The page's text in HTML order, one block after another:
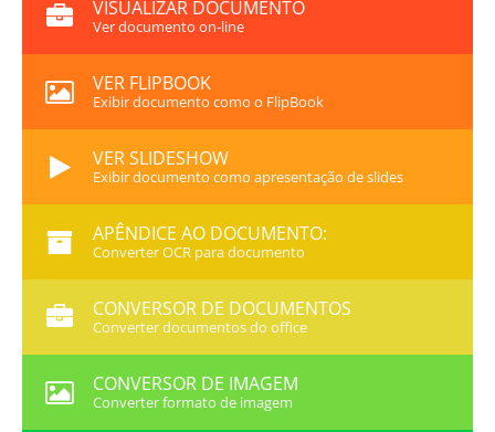
VISUALIZAR DOCUMENTO
Ver documento on-line
VER FLIPBOOK
Exibir documento como o FlipBook
VER SLIDESHOW
Exibir documento como apresentação de slides
APÊNDICE AO DOCUMENTO:
Converter OCR para documento
CONVERSOR DE DOCUMENTOS
Converter documentos do office
CONVERSOR DE IMAGEM
Converter formato de imagem